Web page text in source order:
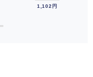
1,102円